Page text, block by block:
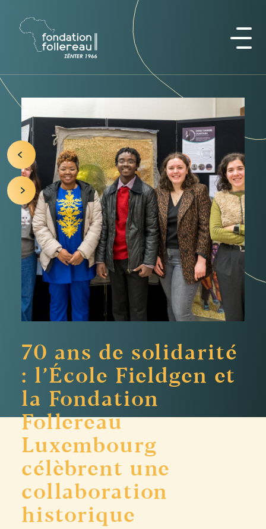
70 ans de solidarité
: l’École Fieldgen et
la Fondation
Follereau
Luxembourg
célèbrent une
collaboration
historique